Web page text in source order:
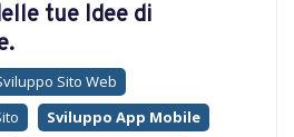
tue Idee di
Sito Web
Sviluppo App Mobile